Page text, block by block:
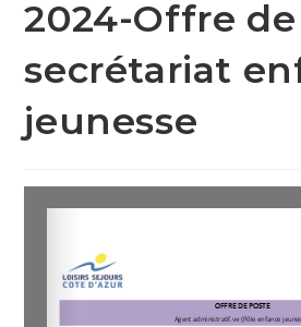
2024-Offre
secrétariat
jeunesse